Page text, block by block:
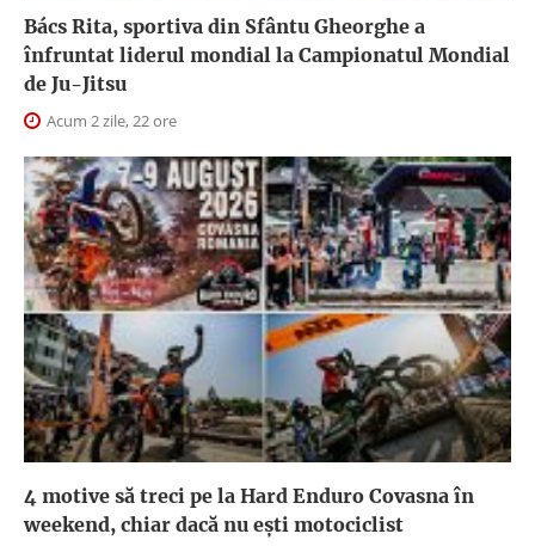
Bács Rita, sportiva din Sfântu Gheorghe a
înfruntat liderul mondial la Campionatul Mondial
de Ju-Jitsu
Acum 2 zile, 22 ore
4 motive să treci pe la Hard Enduro Covasna în
weekend, chiar dacă nu ești motociclist